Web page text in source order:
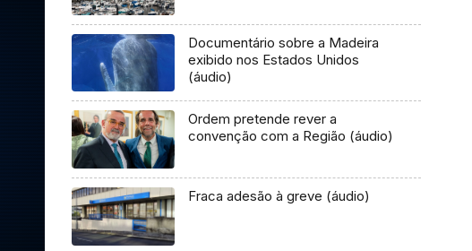
Documentário sobre a Madeira
exibido nos Estados Unidos
(áudio)
Ordem pretende rever a
convenção com a Região (áudio)
Fraca adesão à greve (áudio)